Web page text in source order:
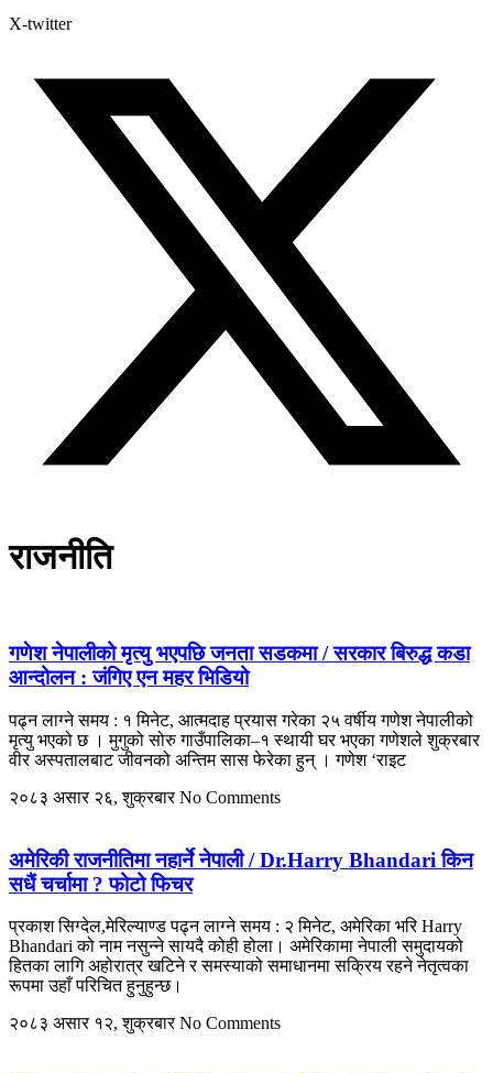
X-twitter
राजनीति
गणेश नेपालीको मृत्यु भएपछि जनता सडकमा / सरकार बिरुद्ध कडा
आन्दोलन : जंगिए एन महर भिडियो
पढ्न लाग्ने समय : १ मिनेट, आत्मदाह प्रयास गरेका २५ वर्षीय गणेश नेपालीको
मृत्यु भएको छ । मुगुको सोरु गाउँपालिका–१ स्थायी घर भएका गणेशले शुक्रबार
वीर अस्पतालबाट जीवनको अन्तिम सास फेरेका हुन् । गणेश ‘राइट
२०८३ असार २६, शुक्रबारNo Comments
अमेरिकी राजनीतिमा नहार्ने नेपाली / Dr.Harry Bhandari किन
सधैं चर्चामा ? फोटो फिचर
प्रकाश सिग्देल,मेरिल्याण्ड पढ्न लाग्ने समय : २ मिनेट, अमेरिका भरि Harry
Bhandari को नाम नसुन्ने सायदै कोही होला। अमेरिकामा नेपाली समुदायको
हितका लागि अहोरात्र खटिने र समस्याको समाधानमा सक्रिय रहने नेतृत्वका
रूपमा उहाँ परिचित हुनुहुन्छ।
२०८३ असार १२, शुक्रबारNo Comments